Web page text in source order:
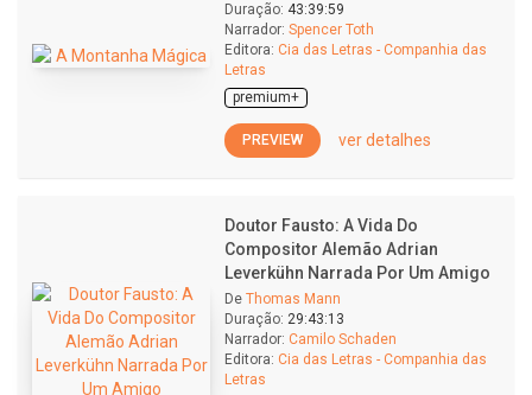
Duração: 43:39:59
Narrador: Spencer Toth
Editora: Cia das Letras - Companhia das
Letras
premium+
PREVIEW ver detalhes
Doutor Fausto: A Vida Do
Compositor Alemão Adrian
Leverkühn Narrada Por Um Amigo
De Thomas Mann
Duração: 29:43:13
Narrador: Camilo Schaden
Editora: Cia das Letras - Companhia das
Letras